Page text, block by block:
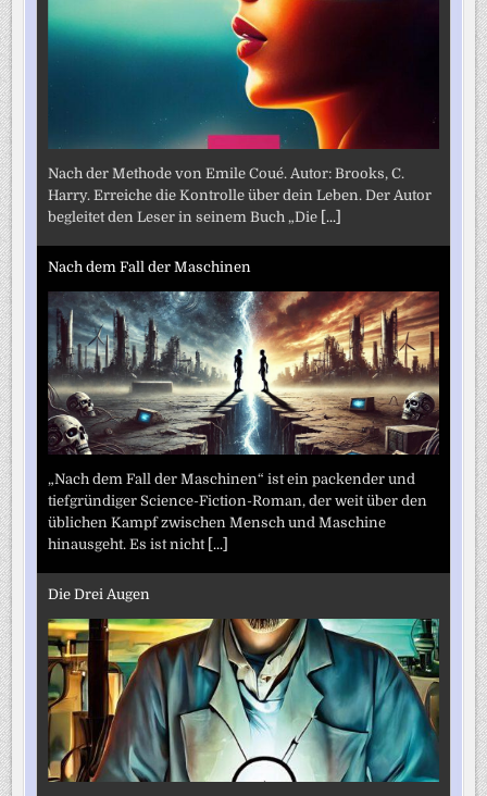
Nach der Methode von Emile Coué. Autor: Brooks, C.
Harry. Erreiche die Kontrolle über dein Leben. Der Autor
begleitet den Leser in seinem Buch „Die [...]
Nach dem Fall der Maschinen
„Nach dem Fall der Maschinen“ ist ein packender und
tiefgründiger Science-Fiction-Roman, der weit über den
üblichen Kampf zwischen Mensch und Maschine
hinausgeht. Es ist nicht [...]
Die Drei Augen